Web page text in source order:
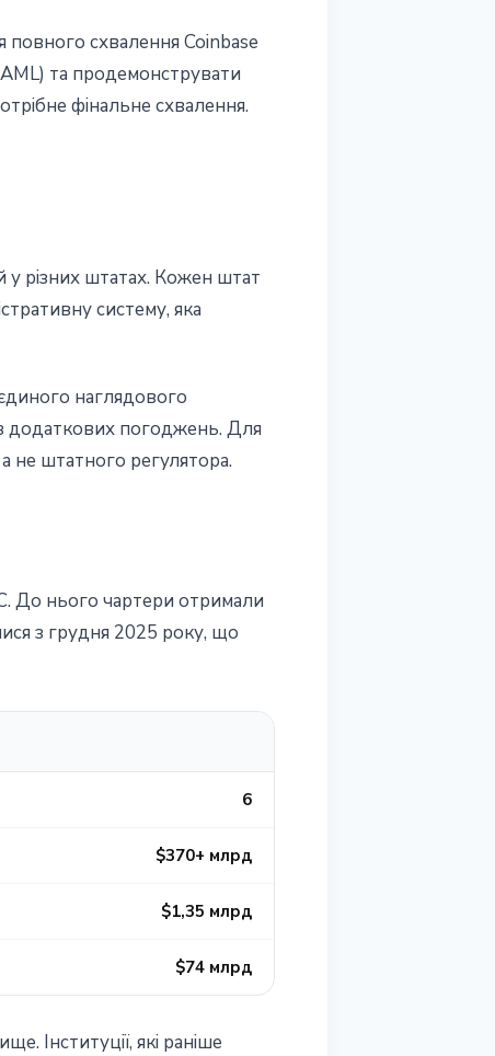
схвалення Coinbase
та продемонструвати
фінальне схвалення.
у різних штатах. Кожен штат
систему, яка
наглядового
додаткових погоджень. Для
не штатного регулятора.
До нього чартери отримали
з грудня 2025 року, що
6
$370+ млрд
$1,35 млрд
$74 млрд
Інституції, які раніше